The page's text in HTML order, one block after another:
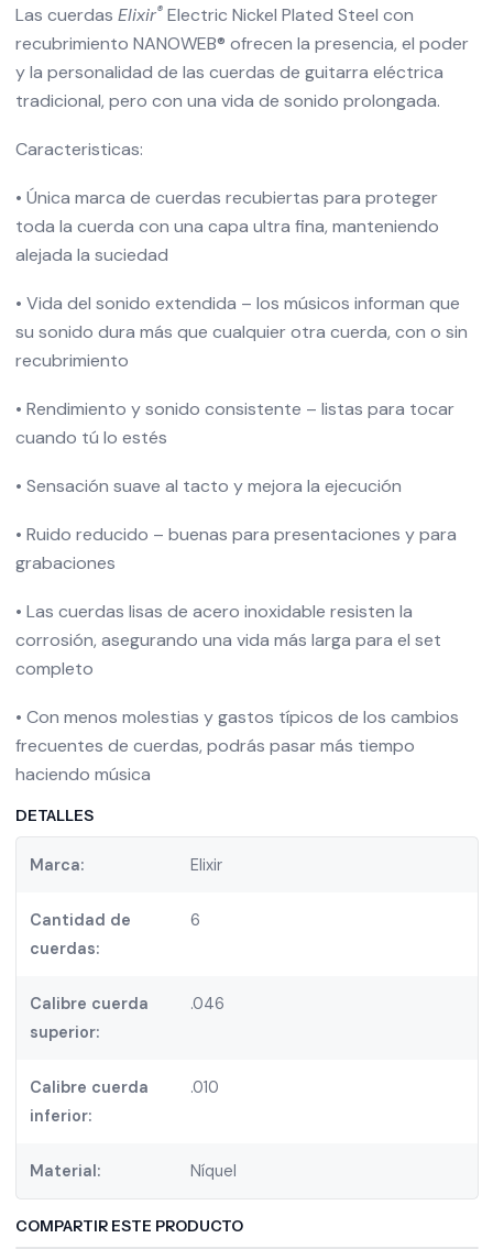
Las cuerdas Elixir®Electric Nickel Plated Steel con
recubrimiento NANOWEB® ofrecen la presencia, el poder
y la personalidad de las cuerdas de guitarra eléctrica
tradicional, pero con una vida de sonido prolongada.
Caracteristicas:
• Única marca de cuerdas recubiertas para proteger
toda la cuerda con una capa ultra fina, manteniendo
alejada la suciedad
• Vida del sonido extendida – los músicos informan que
su sonido dura más que cualquier otra cuerda, con o sin
recubrimiento
• Rendimiento y sonido consistente – listas para tocar
cuando tú lo estés
• Sensación suave al tacto y mejora la ejecución
• Ruido reducido – buenas para presentaciones y para
grabaciones
• Las cuerdas lisas de acero inoxidable resisten la
corrosión, asegurando una vida más larga para el set
completo
• Con menos molestias y gastos típicos de los cambios
frecuentes de cuerdas, podrás pasar más tiempo
haciendo música
DETALLES
Marca: Elixir
Cantidad de
cuerdas:
6
Calibre cuerda
superior:
.046
Calibre cuerda
inferior:
.010
Material: Níquel
COMPARTIR ESTE PRODUCTO